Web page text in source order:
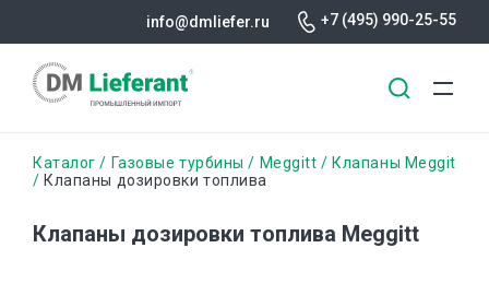
содержанию
info@dmliefer.ru +7 (495) 990-25-55
Строка
Каталог Газовые турбины Meggitt
Клапаны Meggit
Клапаны дозировки топлива
Клапаны дозировки топлива Meggitt